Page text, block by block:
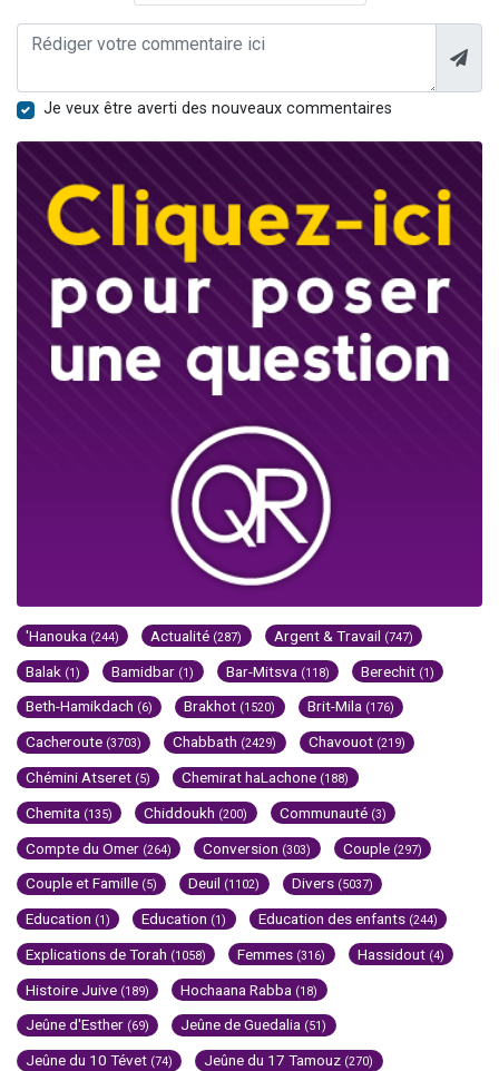
Je veux être averti des nouveaux commentaires
'Hanouka (244) Actualité (287) Argent & Travail (747)
Balak (1) Bamidbar (1) Bar-Mitsva (118) Berechit (1)
Beth-Hamikdach (6) Brakhot (1520) Brit-Mila (176)
Cacheroute (3703) Chabbath (2429) Chavouot (219)
Chémini Atseret (5) Chemirat haLachone (188)
Chemita (135) Chiddoukh (200) Communauté (3)
Compte du Omer (264) Conversion (303) Couple (297)
Couple et Famille (5) Deuil (1102) Divers (5037)
Education (1) Education (1) Education des enfants (244)
Explications de Torah (1058) Femmes (316) Hassidout (4)
Histoire Juive (189) Hochaana Rabba (18)
Jeûne d'Esther (69) Jeûne de Guedalia (51)
Jeûne du 10 Tévet (74) Jeûne du 17 Tamouz (270)